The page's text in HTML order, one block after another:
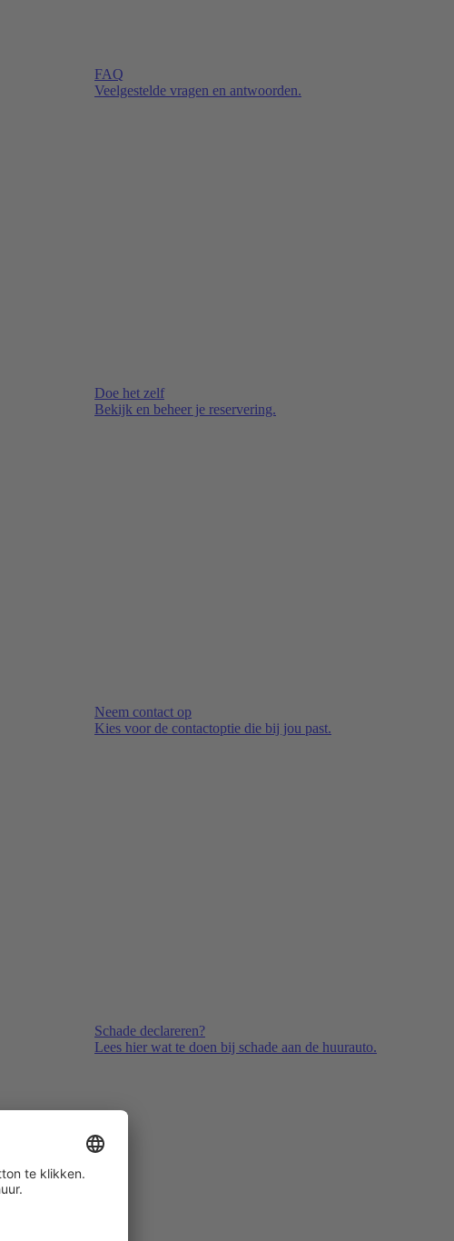
FAQ
Veelgestelde vragen en antwoorden.
Doe het zelf
Bekijk en beheer je reservering.
Neem contact op
Kies voor de contactoptie die bij jou past.
Schade declareren?
Lees hier wat te doen bij schade aan de huurauto.